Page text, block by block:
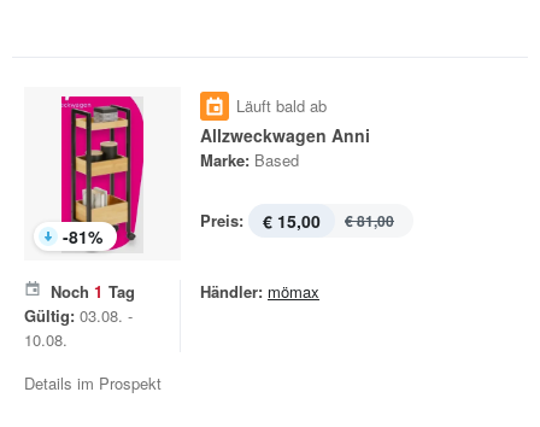
-81%
Läuft bald ab
Allzweckwagen Anni
Marke: Based
Preis: € 15,00 € 81,00
Noch 1 Tag
Gültig: 03.08. -
10.08.
Händler: mömax
Details im Prospekt